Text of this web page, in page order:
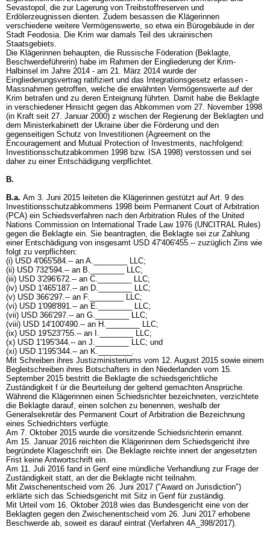
Sevastopol, die zur Lagerung von Treibstoffreserven und
Erdölerzeugnissen dienten. Zudem besassen die Klägerinnen
verschiedene weitere Vermögenswerte, so etwa ein Bürogebäude in der
Stadt Feodosia. Die Krim war damals Teil des ukrainischen
Staatsgebiets.
Die Klägerinnen behaupten, die Russische Föderation (Beklagte,
Beschwerdeführerin) habe im Rahmen der Eingliederung der Krim-
Halbinsel im Jahre 2014 - am 21. März 2014 wurde der
Eingliederungsvertrag ratifiziert und das Integrationsgesetz erlassen -
Massnahmen getroffen, welche die erwähnten Vermögenswerte auf der
Krim betrafen und zu deren Enteignung führten. Damit habe die Beklagte
in verschiedener Hinsicht gegen das Abkommen vom 27. November 1998
(in Kraft seit 27. Januar 2000) z wischen der Regierung der Beklagten und
dem Ministerkabinett der Ukraine über die Förderung und den
gegenseitigen Schutz von Investitionen (Agreement on the
Encouragement and Mutual Protection of Investments, nachfolgend:
Investitionsschutzabkommen 1998 bzw. ISA 1998) verstossen und sei
daher zu einer Entschädigung verpflichtet.
B.
B.a. Am 3. Juni 2015 leiteten die Klägerinnen gestützt auf Art. 9 des
Investitionsschutzabkommens 1998 beim Permanent Court of Arbitration
(PCA) ein Schiedsverfahren nach den Arbitration Rules of the United
Nations Commission on International Trade Law 1976 (UNCITRAL Rules)
gegen die Beklagte ein. Sie beantragten, die Beklagte sei zur Zahlung
einer Entschädigung von insgesamt USD 47'406'455.-- zuzüglich Zins wie
folgt zu verpflichten:
(i) USD 4'065'584.-- an A.________ LLC;
(ii) USD 732'594.-- an B.________ LLC;
(iii) USD 3'296'672.-- an C.________ LLC;
(iv) USD 1'465'187.-- an D.________ LLC;
(v) USD 366'297.-- an F.________ LLC;
(vi) USD 1'098'891.-- an E.________ LLC;
(vii) USD 366'297.-- an G.________ LLC;
(viii) USD 14'100'490.-- an H.________ LLC;
(ix) USD 19'523'755.-- an I.________ LLC;
(x) USD 1'195'344.-- an J.________ LLC; und
(xi) USD 1'195'344.-- an K.________.
Mit Schreiben ihres Justizministeriums vom 12. August 2015 sowie einem
Begleitschreiben ihres Botschafters in den Niederlanden vom 15.
September 2015 bestritt die Beklagte die schiedsgerichtliche
Zuständigkeit f ür die Beurteilung der geltend gemachten Ansprüche.
Während die Klägerinnen einen Schiedsrichter bezeichneten, verzichtete
die Beklagte darauf, einen solchen zu benennen, weshalb der
Generalsekretär des Permanent Court of Arbitration die Bezeichnung
eines Schiedrichters verfügte.
Am 7. Oktober 2015 wurde die vorsitzende Schiedsrichterin ernannt.
Am 15. Januar 2016 reichten die Klägerinnen dem Schiedsgericht ihre
begründete Klageschrift ein. Die Beklagte reichte innert der angesetzten
Frist keine Antwortschrift ein.
Am 11. Juli 2016 fand in Genf eine mündliche Verhandlung zur Frage der
Zuständigkeit statt, an der die Beklagte nicht teilnahm.
Mit Zwischenentscheid vom 26. Juni 2017 ("Award on Jurisdiction")
erklärte sich das Schiedsgericht mit Sitz in Genf für zuständig.
Mit Urteil vom 16. Oktober 2018 wies das Bundesgericht eine von der
Beklagten gegen den Zwischenentscheid vom 26. Juni 2017 erhobene
Beschwerde ab, soweit es darauf eintrat (Verfahren 4A_398/2017).